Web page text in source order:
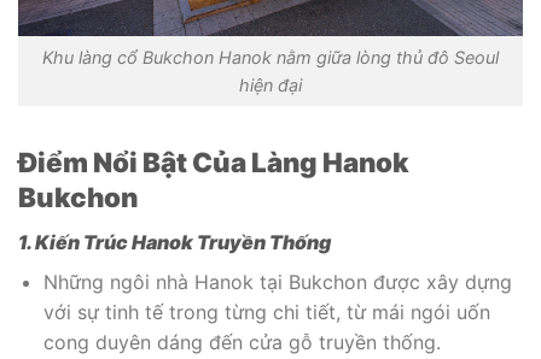
Khu làng cổ Bukchon Hanok nằm giữa lòng thủ đô Seoul
hiện đại
Điểm Nổi Bật Của Làng Hanok
Bukchon
1. Kiến Trúc Hanok Truyền Thống
Những ngôi nhà Hanok tại Bukchon được xây dựng
với sự tinh tế trong từng chi tiết, từ mái ngói uốn
cong duyên dáng đến cửa gỗ truyền thống.